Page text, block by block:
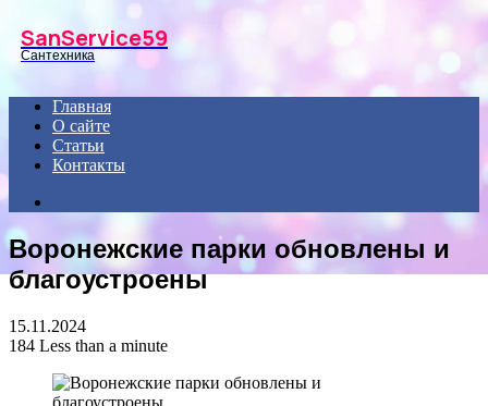
SanService59
Сантехника
Главная
О сайте
Статьи
Контакты
Воронежские парки обновлены и
благоустроены
15.11.2024
184 Less than a minute